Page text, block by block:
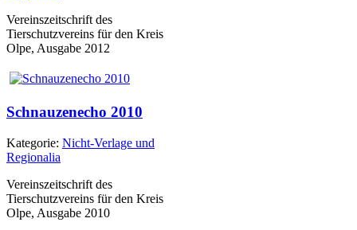
Vereinszeitschrift des
Tierschutzvereins für den Kreis
Olpe, Ausgabe 2012
Schnauzenecho 2010
Kategorie: Nicht-Verlage und
Regionalia
Vereinszeitschrift des
Tierschutzvereins für den Kreis
Olpe, Ausgabe 2010